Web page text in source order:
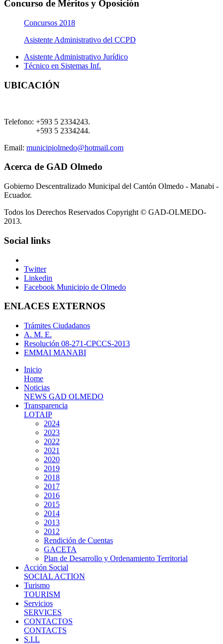
Concurso de Méritos y Oposición
Concursos 2018
Asistente Administrativo del CCPD
Asistente Administrativo Jurídico
Técnico en Sistemas Inf.
UBICACIÓN
Telefono: +593 5 2334243.
+593 5 2334244.
Email: municipiolmedo@hotmail.com
Acerca de GAD Olmedo
Gobierno Descentralizado Municipal del Cantón Olmedo - Manabi -
Ecuador.
Todos los Derechos Reservados Copyright © GAD-OLMEDO-
2013.
Social links
Twitter
Linkedin
Facebook Municipio de Olmedo
ENLACES EXTERNOS
Trámites Ciudadanos
A. M. E.
Resolución 08-271-CPCCS-2013
EMMAI MANABI
Inicio
Home
Noticias
NEWS GAD OLMEDO
Transparencia
LOTAIP
2024
2023
2022
2021
2020
2019
2018
2017
2016
2015
2014
2013
2012
Rendición de Cuentas
GACETA
Plan de Desarrollo y Ordenamiento Territorial
Acción Social
SOCIAL ACTION
Turismo
TOURISM
Servicios
SERVICES
CONTACTOS
CONTACTS
S.I.L